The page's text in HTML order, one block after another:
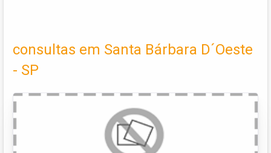
consultas em Santa Bárbara D´Oeste
- SP